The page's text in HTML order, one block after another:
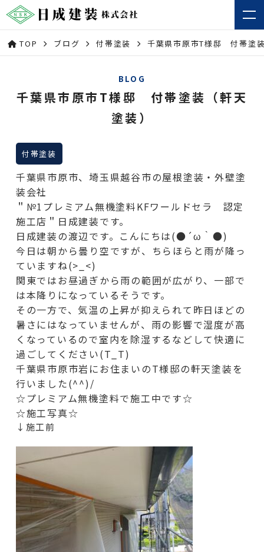
TOP ブログ 付帯塗装 千葉県市原市T様邸 付帯塗
BLOG
千葉県市原市T様邸 付帯塗装（軒天
塗装）
付帯塗装
千葉県市原市、埼玉県越谷市の屋根塗装・外壁塗
装会社
＂№1プレミアム無機塗料KFワールドセラ 認定
施工店＂日成建装です。
日成建装の渡辺です。こんにちは(●´ω｀●)
今日は朝から曇り空ですが、ちらほらと雨が降っ
ていますね(>_<)
関東ではお昼過ぎから雨の範囲が広がり、一部で
は本降りになっているそうです。
その一方で、気温の上昇が抑えられて昨日ほどの
暑さにはなっていませんが、雨の影響で湿度が高
くなっているので室内を除湿するなどして快適に
過ごしてください(T_T)
千葉県市原市岩にお住まいのT様邸の軒天塗装を
行いました(^^)/
☆プレミアム無機塗料で施工中です☆
☆施工写真☆
↓施工前